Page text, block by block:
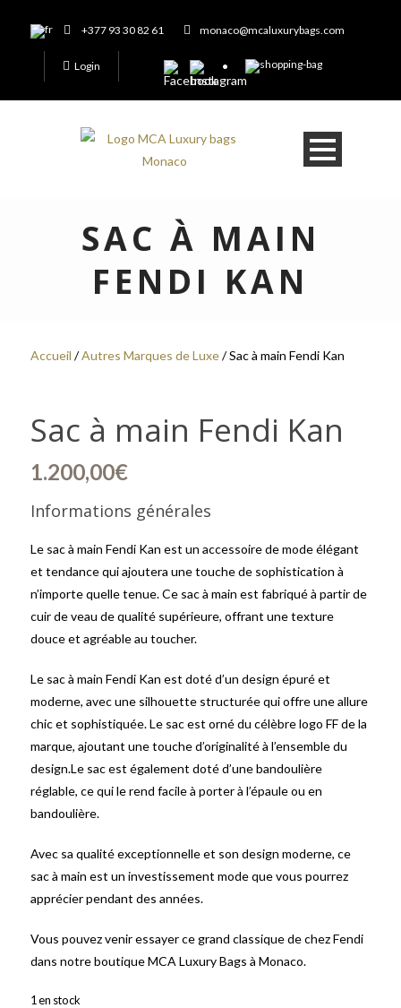
+377 93 30 82 61 monaco@mcaluxurybags.com
Login
SAC À MAIN
FENDI KAN
Accueil /Autres Marques de Luxe/ Sac à main Fendi Kan
Sac à main Fendi Kan
1.200,00€
Informations générales
Le sac à main Fendi Kan est un accessoire de mode élégant
et tendance qui ajoutera une touche de sophistication à
n’importe quelle tenue. Ce sac à main est fabriqué à partir de
cuir de veau de qualité supérieure, offrant une texture
douce et agréable au toucher.
Le sac à main Fendi Kan est doté d’un design épuré et
moderne, avec une silhouette structurée qui offre une allure
chic et sophistiquée. Le sac est orné du célèbre logo FF de la
marque, ajoutant une touche d’originalité à l’ensemble du
design.Le sac est également doté d’une bandoulière
réglable, ce qui le rend facile à porter à l’épaule ou en
bandoulière.
Avec sa qualité exceptionnelle et son design moderne, ce
sac à main est un investissement mode que vous pourrez
apprécier pendant des années.
Vous pouvez venir essayer ce grand classique de chez Fendi
dans notre boutique MCA Luxury Bags à Monaco.
1 en stock